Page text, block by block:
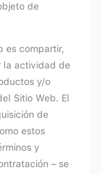
de
es compartir,
la actividad de
y/o
Sitio Web. El
de
estos
y
– se